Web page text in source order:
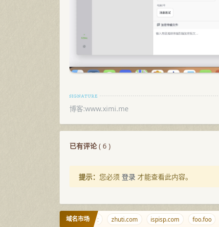
博客:www.ximi.me
已有评论( 6 )
提示： 您必须 登录 才能查看此内容。
域名市场
saobi.net zhuti.com ispisp.com foo.foo